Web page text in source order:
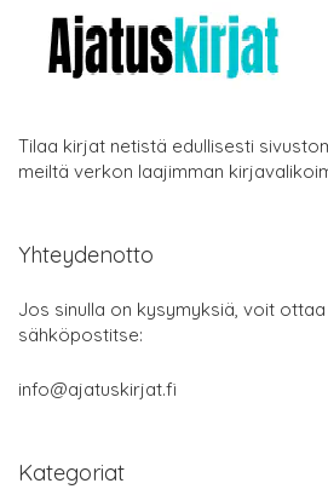
Tilaa kirjat netistä edullisesti
meiltä verkon laajimman
Yhteydenotto
Jos sinulla on kysymyksiä, voit
sähköpostitse:
info@ajatuskirjat.fi
Kategoriat